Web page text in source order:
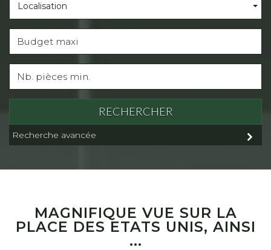
Localisation
RECHERCHER
Recherche avancée
MAGNIFIQUE VUE SUR LA
PLACE DES ETATS UNIS, AINSI
...